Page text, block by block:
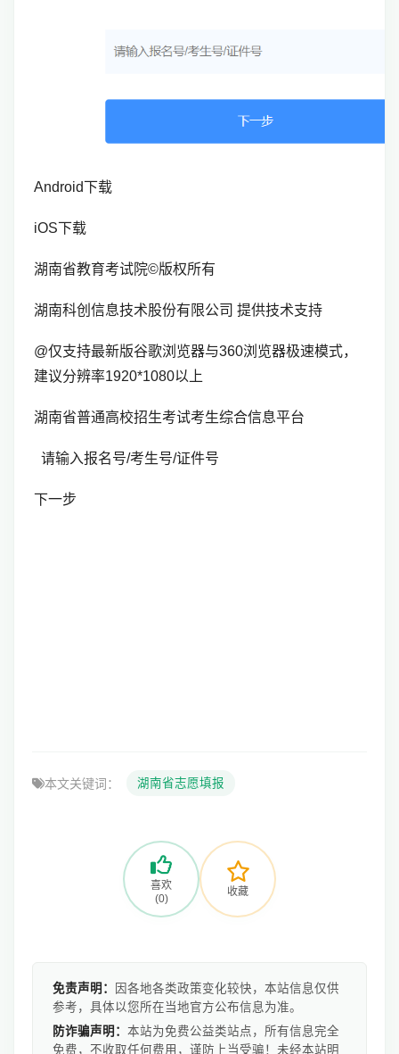
Android下载
iOS下载
湖南省教育考试院©版权所有
湖南科创信息技术股份有限公司 提供技术支持
@仅支持最新版谷歌浏览器与360浏览器极速模式，
建议分辨率1920*1080以上
湖南省普通高校招生考试考生综合信息平台
请输入报名号/考生号/证件号
下一步
本文关键词： 湖南省志愿填报
喜欢
(0)
收藏
免责声明：
因各地各类政策变化较快，本站信息仅供
参考，具体以您所在当地官方公布信息为准。
防诈骗声明： 本站为免费公益类站点，所有信息完全
免费，不收取任何费用，谨防上当受骗！未经本站明